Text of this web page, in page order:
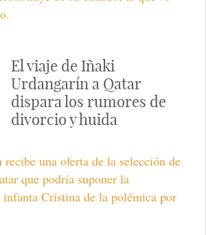
El viaje de Iñaki
Urdangarín a Qatar
dispara los rumores de
divorcio y huida
una oferta de la selección de
que podría suponer la
infanta Cristina de la polémica por